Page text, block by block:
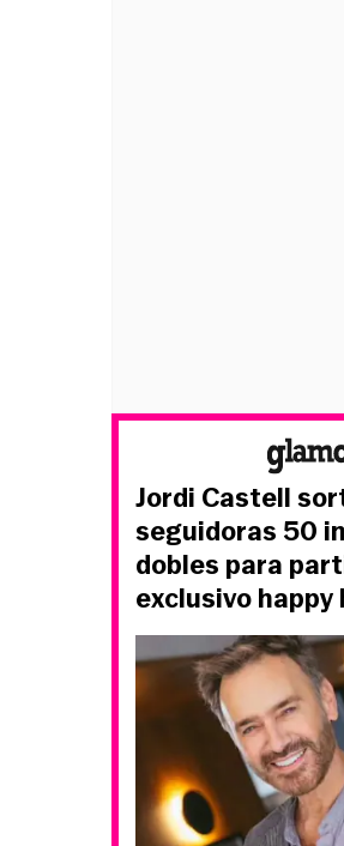
Jordi Castell
seguidoras 50
dobles para
exclusivo